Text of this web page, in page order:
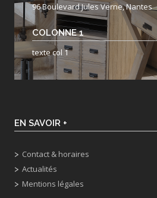
96 Boulevard Jules Verne, Nantes
COLONNE 1
texte col 1
EN SAVOIR +
Contact & horaires
Actualités
Mentions légales